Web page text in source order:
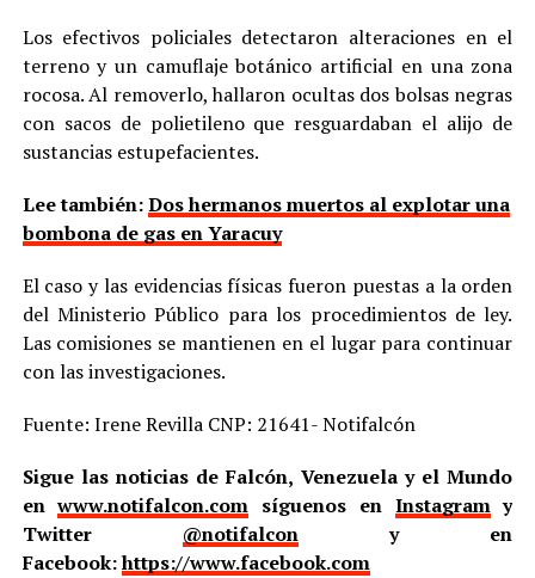
Los efectivos policiales detectaron alteraciones en el
terreno y un camuflaje botánico artificial en una zona
rocosa. Al removerlo, hallaron ocultas dos bolsas negras
con sacos de polietileno que resguardaban el alijo de
sustancias estupefacientes.
Lee también:Dos hermanos muertos al explotar una
bombona de gas en Yaracuy
El caso y las evidencias físicas fueron puestas a la orden
del Ministerio Público para los procedimientos de ley.
Las comisiones se mantienen en el lugar para continuar
con las investigaciones.
Fuente: Irene Revilla CNP: 21641- Notifalcón
Sigue las noticias de Falcón, Venezuela y el Mundo
enwww.notifalcon.com síguenos en Instagramy
Twitter @notifalcony en
Facebook:https://www.facebook.com